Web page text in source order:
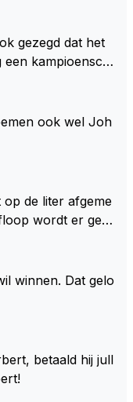
minuten is het h
gezegd dat het
kampioensch
Hij wi
de eigen moto
in een van de
Als hij perse uit
hij al veel eerd
ook wel Joh
de liter afgeme
J
brandstoof moete
dat ze die ene li
5 liter en dan di
x ronden
x liter inzitten.
winnen. Dat gelo
betaald hij jull